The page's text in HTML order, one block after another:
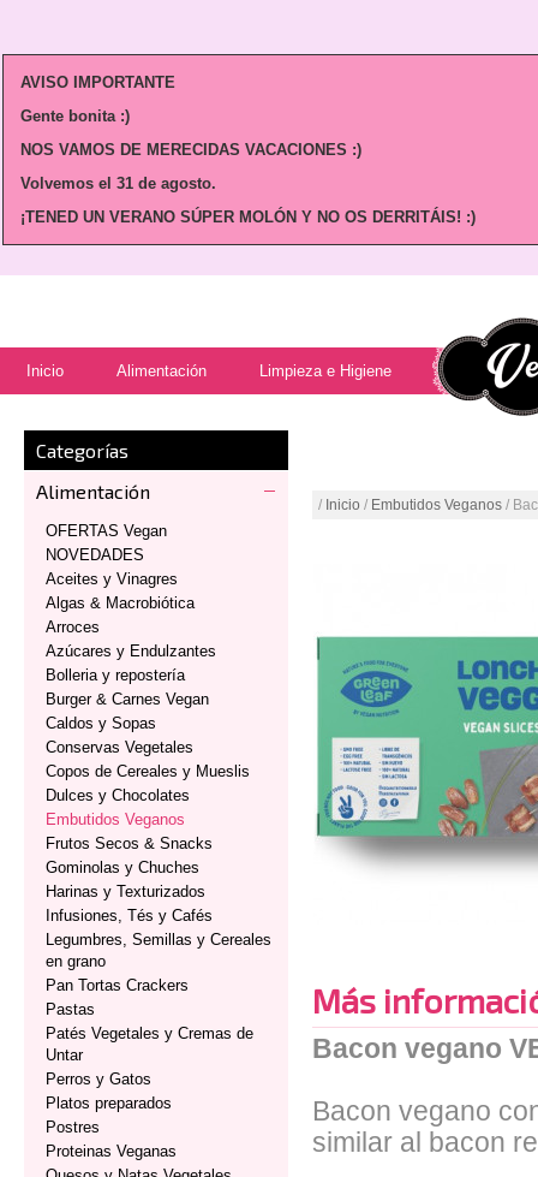
AVISO IMPORTANTE
Gente bonita :)
NOS VAMOS DE MERECIDAS VACACIONES :)
Volvemos el 31 de agosto.
¡TENED UN VERANO SÚPER MOLÓN Y NO OS DERRITÁIS! :)
Inicio Alimentación Limpieza e Higiene
Categorías
Alimentación
OFERTAS Vegan
NOVEDADES
Aceites y Vinagres
Algas & Macrobiótica
Arroces
Azúcares y Endulzantes
Bolleria y repostería
Burger & Carnes Vegan
Caldos y Sopas
Conservas Vegetales
Copos de Cereales y Mueslis
Dulces y Chocolates
Embutidos Veganos
Frutos Secos & Snacks
Gominolas y Chuches
Harinas y Texturizados
Infusiones, Tés y Cafés
Legumbres, Semillas y Cereales
en grano
Pan Tortas Crackers
Pastas
Patés Vegetales y Cremas de
Untar
Perros y Gatos
Platos preparados
Postres
Proteinas Veganas
/ Inicio / Embutidos Veganos /
Más
Bacon vegano
Bacon vegano
similar al bacon